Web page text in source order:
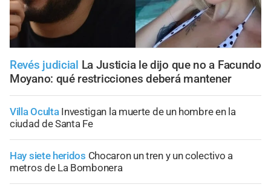
Revés judicial La Justicia le dijo que no a Facundo
Moyano: qué restricciones deberá mantener
Villa Oculta Investigan la muerte de un hombre en la
ciudad de Santa Fe
Hay siete heridos Chocaron un tren y un colectivo a
metros de La Bombonera